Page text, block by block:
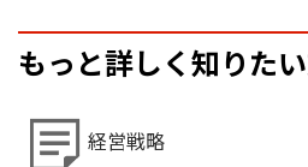
もっと詳しく知りた
経営戦略